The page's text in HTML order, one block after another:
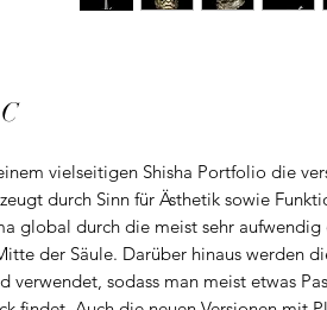
vielseitigen Shisha Portfolio die
durch Sinn für Ästhetik sowie
global durch die meist sehr aufwendig
der Säule. Darüber hinaus werden
verwendet, sodass man meist etwas